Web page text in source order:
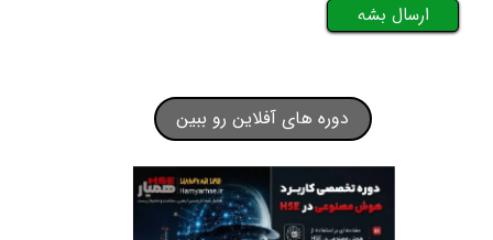
ارسال بشه
دوره های آفلاین رو ببین